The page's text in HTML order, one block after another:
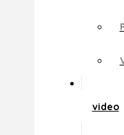
video